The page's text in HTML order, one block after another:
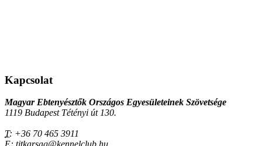
Kapcsolat
Magyar Ebtenyésztők Országos Egyesületeinek Szövetsége
1119 Budapest Tétényi út 130.
T: +36 70 465 3911